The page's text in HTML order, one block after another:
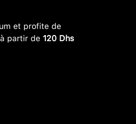
et profite de
partir de 120 Dhs